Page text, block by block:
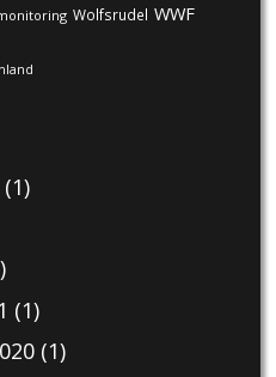
Wolfsrudel WWF
(1)
(1)
(1)